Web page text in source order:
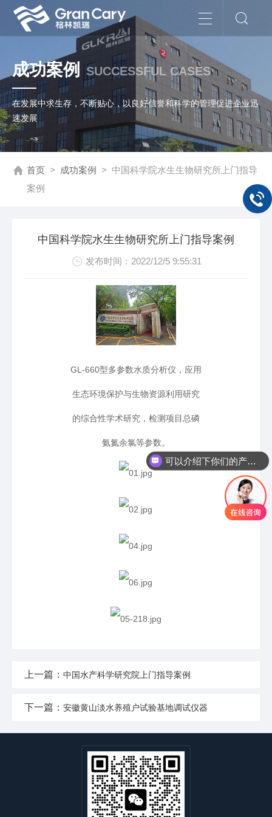
成功案例 SUCCESSFUL CASES
在发展中求生存，不断贴心，以良好信誉和科学的管理促进企业迅
速发展
首页 > 成功案例 > 中国科学院水生生物研究所上门指导
案例
中国科学院水生生物研究所上门指导案例
发布时间：2022/12/5 9:55:31
GL-660型多参数水质分析仪，应用
生态环境保护与生物资源利用研究
的综合性学术研究，检测项目总磷
氨氮余氯等参数。
上一篇： 中国水产科学研究院上门指导案例
下一篇： 安徽黄山淡水养殖户试验基地调试仪器
可以介绍下你们的产品么